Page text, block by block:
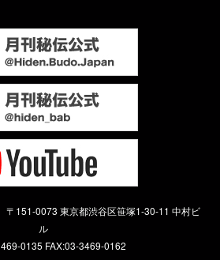
〒151-0073 東京都渋谷区笹塚1-30-11 中村ビ
ル
0135 FAX:03-3469-0162